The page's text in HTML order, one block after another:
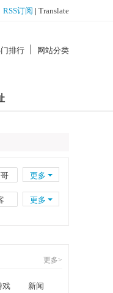
RSS订阅 | Translate
排行 网站分类
更多
更多
更多>
戏 新闻